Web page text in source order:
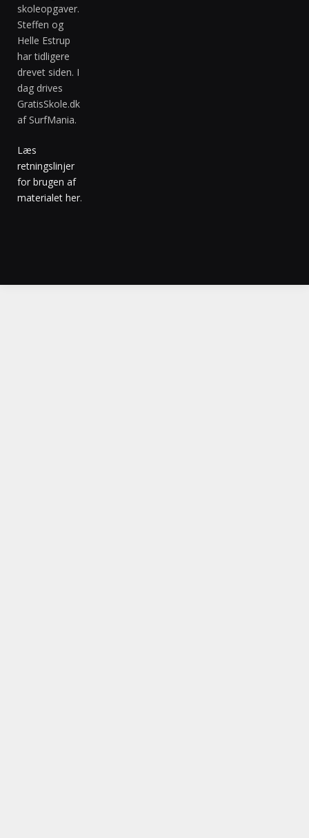
skoleopgaver.
Steffen og
Helle Estrup
har tidligere
drevet siden. I
dag drives
GratisSkole.dk
af SurfMania.
Læs
retningslinjer
for brugen af
materialet her.